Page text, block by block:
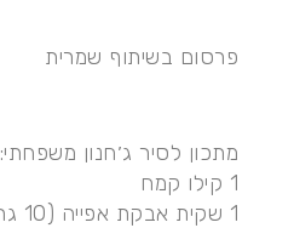
פרסום בשיתוף ‪שמרית
מתכון לסיר ג׳חנון משפחתי:
1 קילו קמח
1 שקית אבקת אפייה (10 גרם)